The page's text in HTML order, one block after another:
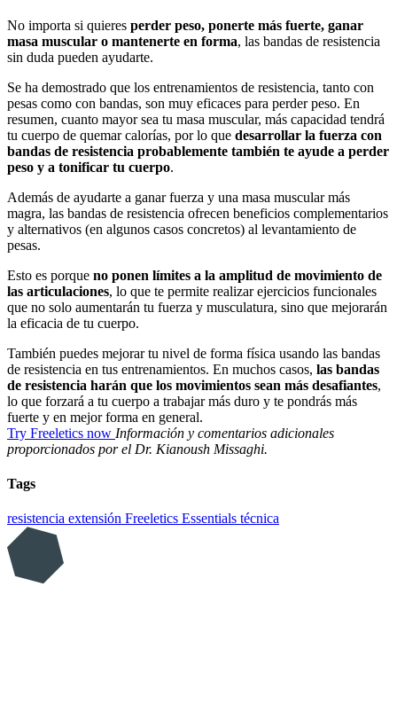
No importa si quieres perder peso, ponerte más fuerte, ganar
masa muscular o mantenerte en forma, las bandas de resistencia
sin duda pueden ayudarte.
Se ha demostrado que los entrenamientos de resistencia, tanto con
pesas como con bandas, son muy eficaces para perder peso. En
resumen, cuanto mayor sea tu masa muscular, más capacidad tendrá
tu cuerpo de quemar calorías, por lo que desarrollar la fuerza con
bandas de resistencia probablemente también te ayude a perder
peso y a tonificar tu cuerpo.
Además de ayudarte a ganar fuerza y una masa muscular más
magra, las bandas de resistencia ofrecen beneficios complementarios
y alternativos (en algunos casos concretos) al levantamiento de
pesas.
Esto es porque no ponen límites a la amplitud de movimiento de
las articulaciones, lo que te permite realizar ejercicios funcionales
que no solo aumentarán tu fuerza y musculatura, sino que mejorarán
la eficacia de tu cuerpo.
También puedes mejorar tu nivel de forma física usando las bandas
de resistencia en tus entrenamientos. En muchos casos, las bandas
de resistencia harán que los movimientos sean más desafiantes,
lo que forzará a tu cuerpo a trabajar más duro y te pondrás más
fuerte y en mejor forma en general.
Try Freeletics now Información y comentarios adicionales
proporcionados por el Dr. Kianoush Missaghi.
Tags
resistencia extensión Freeletics Essentials técnica